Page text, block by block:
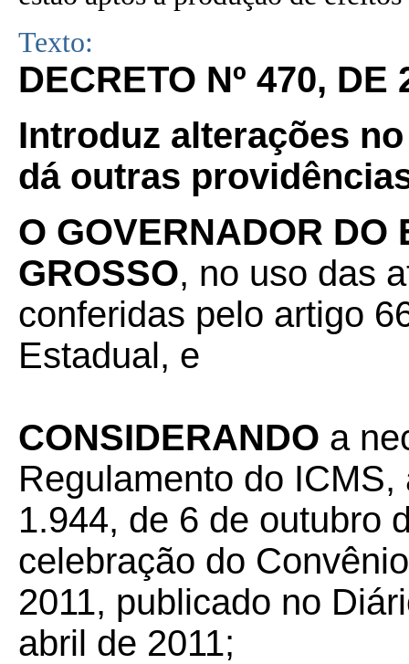
Texto:
DECRETO Nº 470, DE
Introduz alterações
dá outras
O GOVERNADOR DO
GROSSO, no uso das
conferidas pelo artigo
Estadual, e
CONSIDERANDO a
Regulamento do
1.944, de 6 de outubro
celebração do
2011, publicado no
abril de 2011;